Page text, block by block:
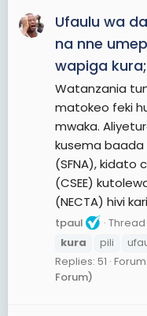
Ufaulu wa
na nne
wapiga
Watanzania
matokeo feki
mwaka.
kusema
(SFNA), kidato
(CSEE)
(NECTA) hivi
tpaul Thread
kura
pili
Replies: 51 Forum:
Forum)